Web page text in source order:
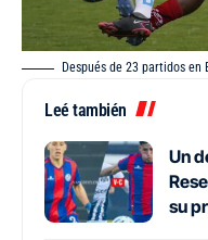
Después de 23 partidos en
Leé también
Un
su